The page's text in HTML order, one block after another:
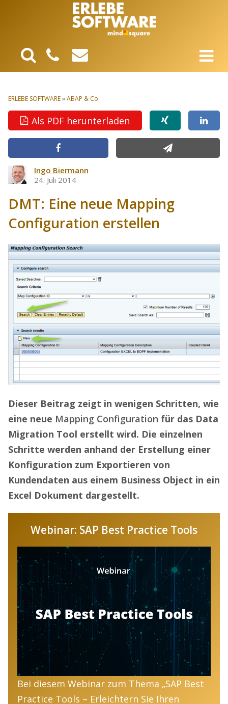
ERLEBE SOFTWARE»ABAP & Co.
Als PDF herunterladen
Ingo Biermann
24. Juli 2014
DMT: Eine neue Mapping
Configuration erstellen
Dieser Beitrag zeigt in wenigen Schritten, wie
eine neue Mapping Configuration für das Data
Migration Tool erstellt wird. Die einzelnen
Schritte werden anhand der Erstellung einer
Konfiguration zum Exportieren von
Kundendaten aus einem Business Object in ein
Excel Dokument dargestellt.
Webinar: SAP Best Practice Tools
Bei diesem Webinar zum Thema „SAP Best
Practice Tools – Erleichtern Sie Ihren